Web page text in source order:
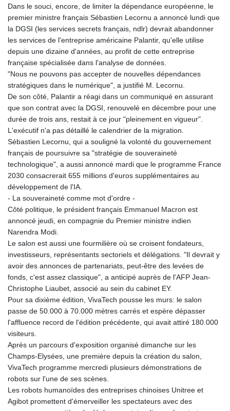
Dans le souci, encore, de limiter la dépendance européenne, le
premier ministre français Sébastien Lecornu a annoncé lundi que
la DGSI (les services secrets français, ndlr) devrait abandonner
les services de l'entreprise américaine Palantir, qu'elle utilise
depuis une dizaine d'années, au profit de cette entreprise
française spécialisée dans l'analyse de données.
"Nous ne pouvons pas accepter de nouvelles dépendances
stratégiques dans le numérique", a justifié M. Lecornu.
De son côté, Palantir a réagi dans un communiqué en assurant
que son contrat avec la DGSI, renouvelé en décembre pour une
durée de trois ans, restait à ce jour "pleinement en vigueur".
L'exécutif n'a pas détaillé le calendrier de la migration.
Sébastien Lecornu, qui a souligné la volonté du gouvernement
français de poursuivre sa "stratégie de souveraineté
technologique", a aussi annoncé mardi que le programme France
2030 consacrerait 655 millions d'euros supplémentaires au
développement de l'IA.
- La souveraineté comme mot d'ordre -
Côté politique, le président français Emmanuel Macron est
annoncé jeudi, en compagnie du Premier ministre indien
Narendra Modi.
Le salon est aussi une fourmilière où se croisent fondateurs,
investisseurs, représentants sectoriels et délégations. "Il devrait y
avoir des annonces de partenariats, peut-être des levées de
fonds, c'est assez classique", a anticipé auprès de l'AFP Jean-
Christophe Liaubet, associé au sein du cabinet EY.
Pour sa dixième édition, VivaTech pousse les murs: le salon
passe de 50.000 à 70.000 mètres carrés et espère dépasser
l'affluence record de l'édition précédente, qui avait attiré 180.000
visiteurs.
Après un parcours d'exposition organisé dimanche sur les
Champs-Elysées, une première depuis la création du salon,
VivaTech programme mercredi plusieurs démonstrations de
robots sur l'une de ses scènes.
Les robots humanoïdes des entreprises chinoises Unitree et
Agibot promettent d'émerveiller les spectateurs avec des